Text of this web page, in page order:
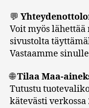
💬
Voit myös
sivustolta
Vastaamme
🌐Tilaa Maa-
Tutustu
kätevästi verkossa